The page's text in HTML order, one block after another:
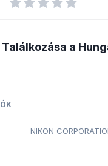
a
NIKON